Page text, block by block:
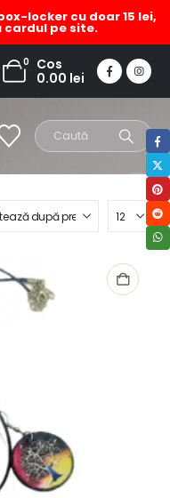
locker cu doar 15 lei,
pe site.
0
Cos
0.00 lei